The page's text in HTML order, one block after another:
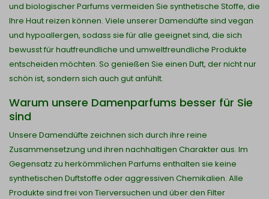
und biologischer Parfums vermeiden Sie synthetische Stoffe, die
Ihre Haut reizen können. Viele unserer Damendüfte sind vegan
und hypoallergen, sodass sie für alle geeignet sind, die sich
bewusst für hautfreundliche und umweltfreundliche Produkte
entscheiden möchten. So genießen Sie einen Duft, der nicht nur
schön ist, sondern sich auch gut anfühlt.
Warum unsere Damenparfums besser für Sie
sind
Unsere Damendüfte zeichnen sich durch ihre reine
Zusammensetzung und ihren nachhaltigen Charakter aus. Im
Gegensatz zu herkömmlichen Parfums enthalten sie keine
synthetischen Duftstoffe oder aggressiven Chemikalien. Alle
Produkte sind frei von Tierversuchen und über den Filter